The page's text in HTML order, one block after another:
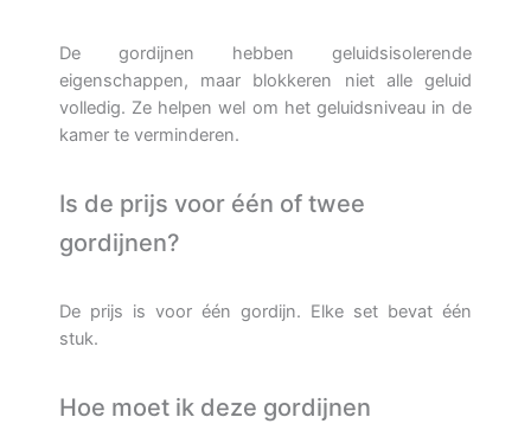
De gordijnen hebben geluidsisolerende
eigenschappen, maar blokkeren niet alle geluid
volledig. Ze helpen wel om het geluidsniveau in de
kamer te verminderen.
Is de prijs voor één of twee
gordijnen?
De prijs is voor één gordijn. Elke set bevat één
stuk.
Hoe moet ik deze gordijnen